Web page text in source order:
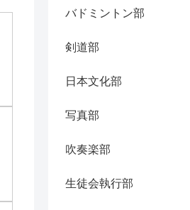
バドミントン部
剣道部
日本文化部
写真部
吹奏楽部
生徒会執行部